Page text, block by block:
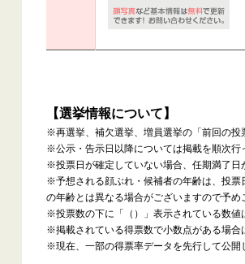
【選挙情報について】
※再選挙、補欠選挙、増員選挙の「前回の投
※公示・告示日以降については掲載を順次行
※投票日が確定していない場合、任期満了日
※予想される顔ぶれ・候補者の年齢は、投票
の年齢とは異なる場合がございますので予め
※投票数の下に「（）」表示されている数値
※掲載されている得票数で小数点がある場合
※現在、一部の得票率データを先行して公開